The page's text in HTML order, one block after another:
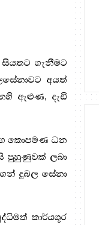
ගැනීමට
අයත්
ඇළුණ, දැඩි
කොපමණ ධන
පුහුණුවක් ලබා
දුබල සේනා
කාර්යශූර